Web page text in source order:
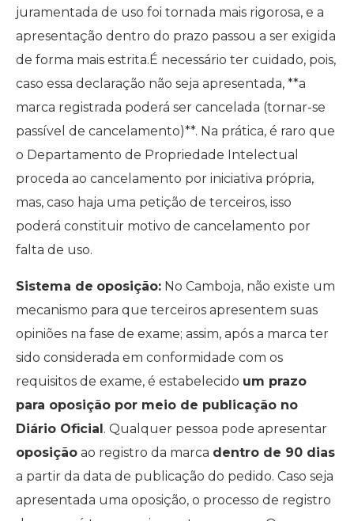
juramentada de uso foi tornada mais rigorosa, e a
apresentação dentro do prazo passou a ser exigida
de forma mais estrita.É necessário ter cuidado, pois,
caso essa declaração não seja apresentada, **a
marca registrada poderá ser cancelada (tornar-se
passível de cancelamento)**. Na prática, é raro que
o Departamento de Propriedade Intelectual
proceda ao cancelamento por iniciativa própria,
mas, caso haja uma petição de terceiros, isso
poderá constituir motivo de cancelamento por
falta de uso.
Sistema de oposição: No Camboja, não existe um
mecanismo para que terceiros apresentem suas
opiniões na fase de exame; assim, após a marca ter
sido considerada em conformidade com os
requisitos de exame, é estabelecido um prazo
para oposição por meio de publicação no
Diário Oficial. Qualquer pessoa pode apresentar
oposição ao registro da marca dentro de 90 dias
a partir da data de publicação do pedido. Caso seja
apresentada uma oposição, o processo de registro